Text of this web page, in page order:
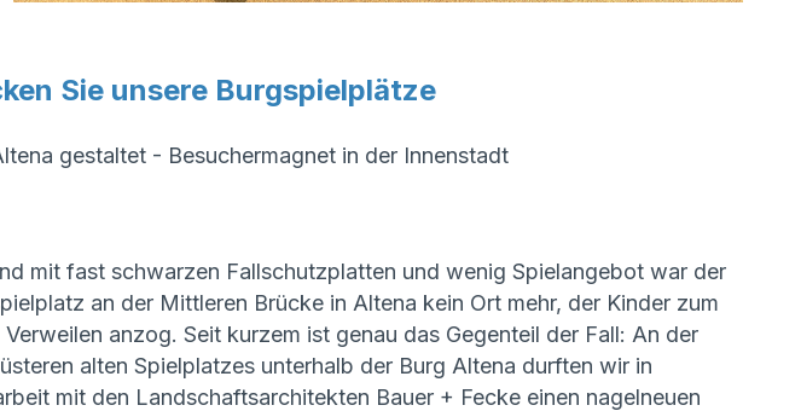
Sie unsere Burgspielplätze
gestaltet - Besuchermagnet in der Innenstadt
mit fast schwarzen Fallschutzplatten und wenig Spielangebot war der
an der Mittleren Brücke in Altena kein Ort mehr, der Kinder zum
Verweilen anzog. Seit kurzem ist genau das Gegenteil der Fall: An der
alten Spielplatzes unterhalb der Burg Altena durften wir in
mit den Landschaftsarchitekten Bauer + Fecke einen nagelneuen